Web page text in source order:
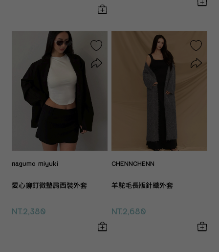
nagumo miyuki
愛心鉚釘微墊肩西裝外套
NT.2,380
CHENNCHENN
羊駝毛長版針織外套
NT.2,680